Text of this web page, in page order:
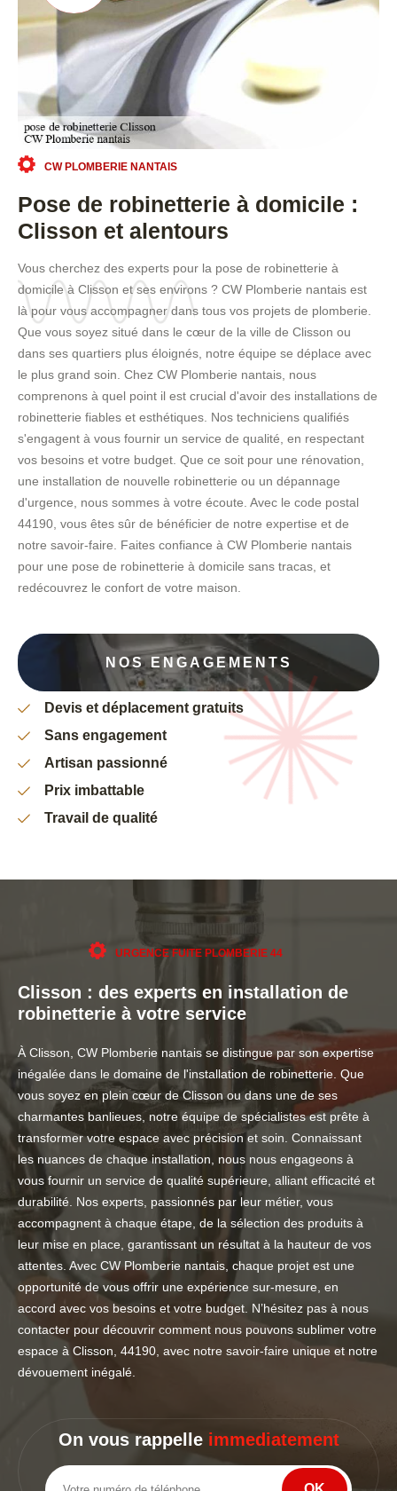
CW PLOMBERIE NANTAIS
Pose de robinetterie à domicile :
Clisson et alentours
Vous cherchez des experts pour la pose de robinetterie à
domicile à Clisson et ses environs ? CW Plomberie nantais est
là pour vous accompagner dans tous vos projets de plomberie.
Que vous soyez situé dans le cœur de la ville de Clisson ou
dans ses quartiers plus éloignés, notre équipe se déplace avec
le plus grand soin. Chez CW Plomberie nantais, nous
comprenons à quel point il est crucial d'avoir des installations de
robinetterie fiables et esthétiques. Nos techniciens qualifiés
s'engagent à vous fournir un service de qualité, en respectant
vos besoins et votre budget. Que ce soit pour une rénovation,
une installation de nouvelle robinetterie ou un dépannage
d'urgence, nous sommes à votre écoute. Avec le code postal
44190, vous êtes sûr de bénéficier de notre expertise et de
notre savoir-faire. Faites confiance à CW Plomberie nantais
pour une pose de robinetterie à domicile sans tracas, et
redécouvrez le confort de votre maison.
NOS ENGAGEMENTS
Devis et déplacement gratuits
Sans engagement
Artisan passionné
Prix imbattable
Travail de qualité
URGENCE FUITE PLOMBERIE 44
Clisson : des experts en installation de
robinetterie à votre service
À Clisson, CW Plomberie nantais se distingue par son expertise
inégalée dans le domaine de l'installation de robinetterie. Que
vous soyez en plein cœur de Clisson ou dans une de ses
charmantes banlieues, notre équipe de spécialistes est prête à
transformer votre espace avec précision et soin. Connaissant
les nuances de chaque installation, nous nous engageons à
vous fournir un service de qualité supérieure, alliant efficacité et
durabilité. Nos experts, passionnés par leur métier, vous
accompagnent à chaque étape, de la sélection des produits à
leur mise en place, garantissant un résultat à la hauteur de vos
attentes. Avec CW Plomberie nantais, chaque projet est une
opportunité de vous offrir une expérience sur-mesure, en
accord avec vos besoins et votre budget. N’hésitez pas à nous
contacter pour découvrir comment nous pouvons sublimer votre
espace à Clisson, 44190, avec notre savoir-faire unique et notre
dévouement inégalé.
On vous rappelle immediatement